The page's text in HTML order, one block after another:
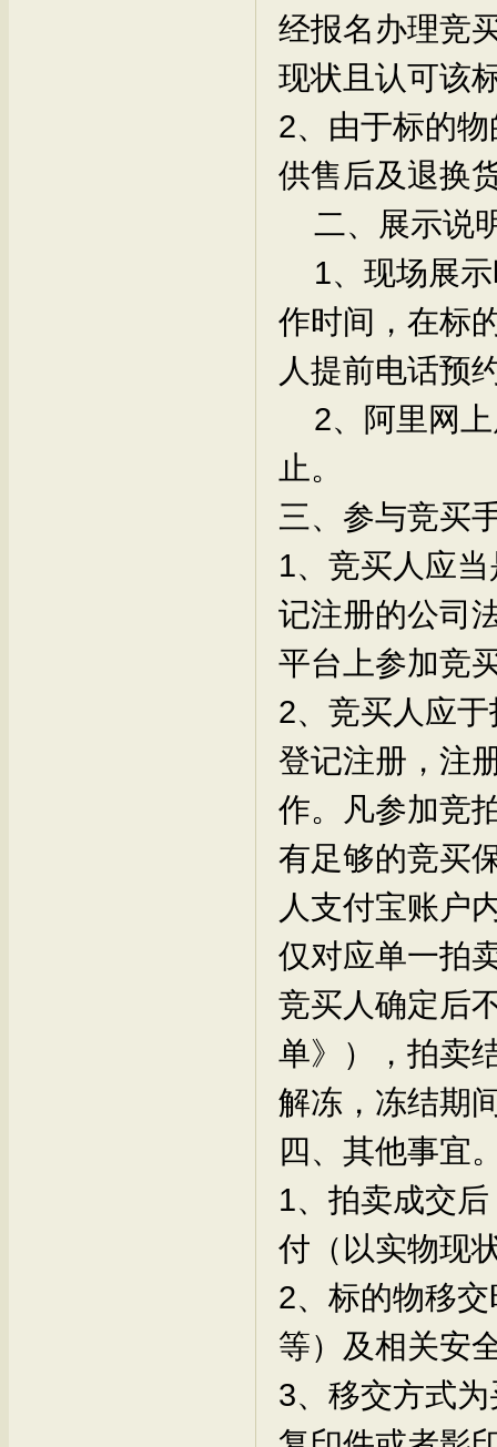
经报名办理竞
现状且认可该
2、由于标的
供售后及退换
二、展示说
1、现场展示
作时间，在标
人提前电话预
2、阿里网上
止。
三、参与竞买
1、竞买人应
记注册的公司
平台上参加竞
2、竞买人应
登记注册，注
作。凡参加竞
有足够的竞买
人支付宝账户
仅对应单一拍
竞买人确定后
单》），拍卖
解冻，冻结期
四、其他事宜
1、拍卖成交
付（以实物现
2、标的物移
等）及相关安
3、移交方式